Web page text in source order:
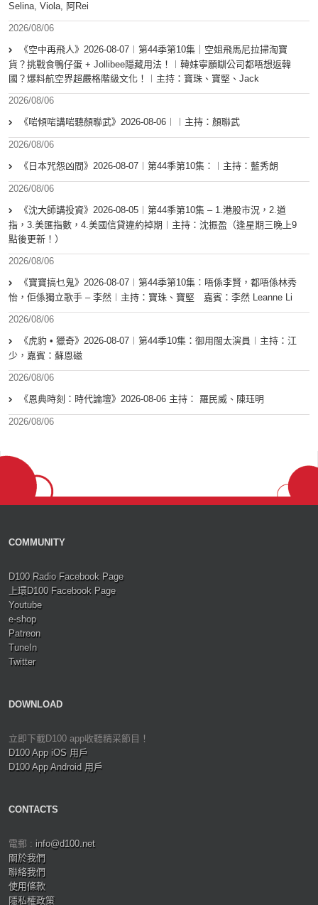
Selina, Viola, 阿Rei
2026/08/06
《空中再飛人》2026-08-07︱第44季第10集｜空姐飛馬尼拉掃淘寶
貨？挑戰食鴨仔蛋 + Jollibee隱藏用法！︱韓妹寧願瞓公司都唔想返韓
國？爆料航空界超嚴格階級文化！︱主持：寶珠、寶堅、Jack
2026/08/06
《啱傾啱講啱聽顏聯武》2026-08-06︱︱主持：顏聯武
2026/08/06
《日本咒怨凶間》2026-08-07︱第44季第10集：︱主持：藍秀朗
2026/08/06
《沈大師講投資》2026-08-05︱第44季第10集 – 1.港股市況，2.道
指，3.美匯指數，4.美國信貸違約掉期︱主持：沈振盈（逢星期三晚上9
點後更新！）
2026/08/06
《寶寶搞乜鬼》2026-08-07︱第44季第10集︰唔係李賢，都唔係林秀
怡，佢係獨立歌手 – 李然︱主持：寶珠、寶堅 嘉賓：李然 Leanne Li
2026/08/06
《虎豹 • 獵奇》2026-08-07︱第44季10集：御用闊太演員︱主持：江
少，嘉賓：蘇恩磁
2026/08/06
《恩典時刻：時代論壇》2026-08-06 主持： 羅民威、陳珏明
2026/08/06
COMMUNITY
D100 Radio Facebook Page
上環D100 Facebook Page
Youtube
e-shop
Patreon
TuneIn
Twitter
DOWNLOAD
立即下載D100 app收聽精采節目！
D100 App iOS 用戶
D100 App Android 用戶
CONTACTS
電郵 : info@d100.net
關於我們
聯絡我們
使用條款
隱私權政策